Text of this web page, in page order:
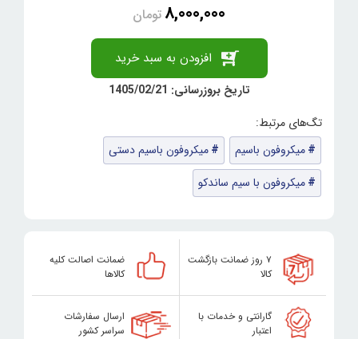
8,000,000تومان
افزودن به سبد خرید
تاریخ بروزرسانی: 1405/02/21
میکروفون باسیم
میکروفون باسیم دستی
میکروفون با سیم ساندکو
۷ روز ضمانت بازگشت
کالا
ضمانت اصالت کلیه
کالاها
گارانتی و خدمات با
اعتبار
ارسال سفارشات
سراسر کشور